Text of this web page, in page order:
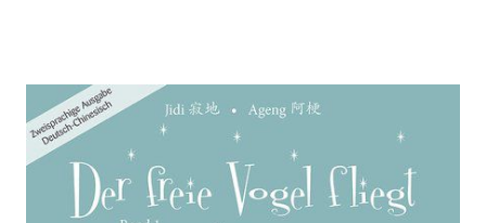
Der freie Vogel fliegt, Band 1
Zur Wunschliste hinzufügen